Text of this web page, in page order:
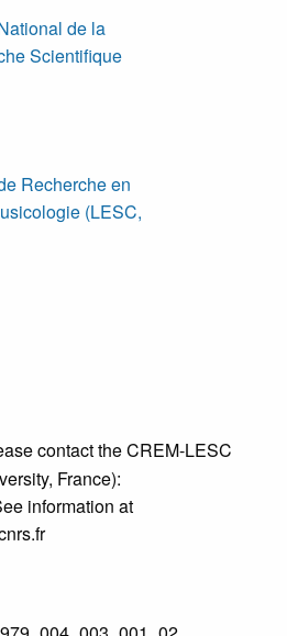
de la
Scientifique
Recherche en
(LESC,
contact the CREM-LESC
France):
information at